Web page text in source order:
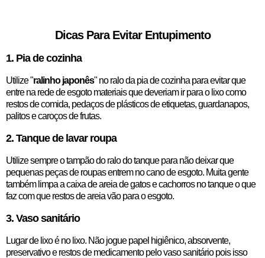
Dicas Para Evitar Entupimento
1. Pia de cozinha
Utilize "ralinho japonês" no ralo da pia de cozinha para evitar que
entre na rede de esgoto materiais que deveriam ir para o lixo como
restos de comida, pedaços de plásticos de etiquetas, guardanapos,
palitos e caroços de frutas.
2. Tanque de lavar roupa
Utilize sempre o tampão do ralo do tanque para não deixar que
pequenas peças de roupas entrem no cano de esgoto. Muita gente
também limpa a caixa de areia de gatos e cachorros no tanque o que
faz com que restos de areia vão para o esgoto.
3. Vaso sanitário
Lugar de lixo é no lixo. Não jogue papel higiênico, absorvente,
preservativo e restos de medicamento pelo vaso sanitário pois isso